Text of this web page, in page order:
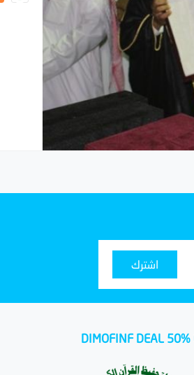
اشترك
DIMOFINF DEAL 50%